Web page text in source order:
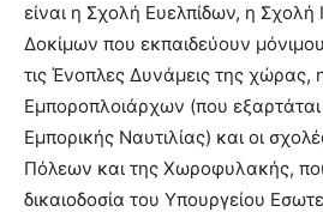
είναι η Σχολή Ευελπίδων, η
Δοκίμων που εκπαιδεύουν
τις Ένοπλες Δυνάμεις της χώρας,
Εμποροπλοιάρχων (που εξαρτάται
Εμπορικής Ναυτιλίας) και οι
Πόλεων και της Χωροφυλακής,
δικαιοδοσία του Υπουργείου